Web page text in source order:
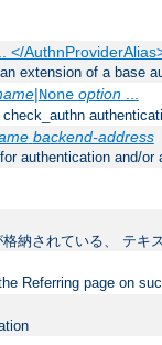
</
extension of a base
|None option...
backend-address
authentication and/or
納されている、 テキ
Referring page on